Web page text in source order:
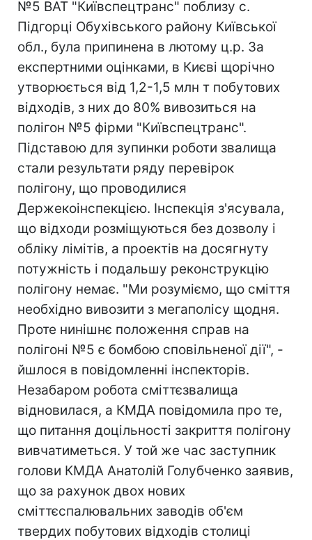
№5 ВАТ "Київспецтранс" поблизу с.
Підгорці Обухівського району Київської
обл., була припинена в лютому ц.р. За
експертними оцінками, в Києві щорічно
утворюється від 1,2-1,5 млн т побутових
відходів, з них до 80% вивозиться на
полігон №5 фірми "Київспецтранс".
Підставою для зупинки роботи звалища
стали результати ряду перевірок
полігону, що проводилися
Держекоінспекцією. Інспекція з'ясувала,
що відходи розміщуються без дозволу і
обліку лімітів, а проектів на досягнуту
потужність і подальшу реконструкцію
полігону немає. "Ми розуміємо, що сміття
необхідно вивозити з мегаполісу щодня.
Проте нинішнє положення справ на
полігоні №5 є бомбою сповільненої дії", -
йшлося в повідомленні інспекторів.
Незабаром робота сміттєзвалища
відновилася, а КМДА повідомила про те,
що питання доцільності закриття полігону
вивчатиметься. У той же час заступник
голови КМДА Анатолій Голубченко заявив,
що за рахунок двох нових
сміттєспалювальних заводів об'єм
твердих побутових відходів столиці